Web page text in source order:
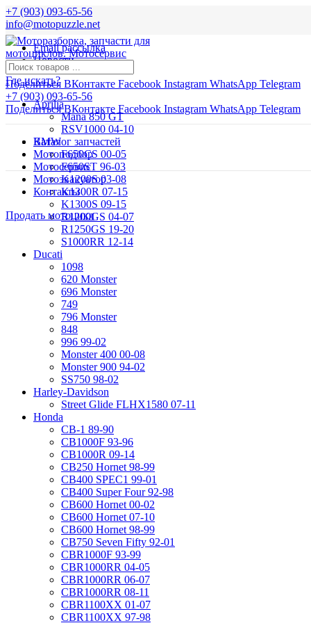
+7 (903) 093-65-56
info@motopuzzle.net
Email рассылка
Новости
Поделиться ВКонтакте Facebook Instagram WhatsApp Telegram
+7 (903) 093-65-56
Поделиться ВКонтакте Facebook Instagram WhatsApp Telegram
Где искать?
Aprilia
Mana 850 GT
RSV1000 04-10
BMW
F650CS 00-05
F650ST 96-03
K1200S 03-08
K1300R 07-15
K1300S 09-15
R1200GS 04-07
R1250GS 19-20
S1000RR 12-14
Ducati
1098
620 Monster
696 Monster
749
796 Monster
848
996 99-02
Monster 400 00-08
Monster 900 94-02
SS750 98-02
Harley-Davidson
Street Glide FLHX1580 07-11
Honda
CB-1 89-90
CB1000F 93-96
CB1000R 09-14
CB250 Hornet 98-99
CB400 SPEC1 99-01
CB400 Super Four 92-98
CB600 Hornet 00-02
CB600 Hornet 07-10
CB600 Hornet 98-99
CB750 Seven Fifty 92-01
CBR1000F 93-99
CBR1000RR 04-05
CBR1000RR 06-07
CBR1000RR 08-11
CBR1100XX 01-07
CBR1100XX 97-98
Каталог запчастей
Мотоподбор
Мотосервис
Мотоэвакуатор
Контакты
Продать мотоцикл